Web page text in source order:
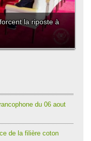
la riposte à
du 06 aout
de la filière coton